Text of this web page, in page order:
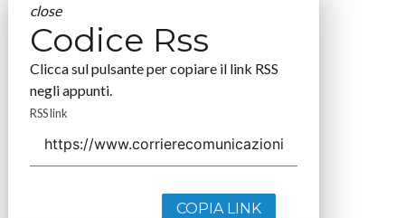
close
Codice Rss
Clicca sul pulsante per copiare il link RSS
negli appunti.
RSS link
COPIA LINK